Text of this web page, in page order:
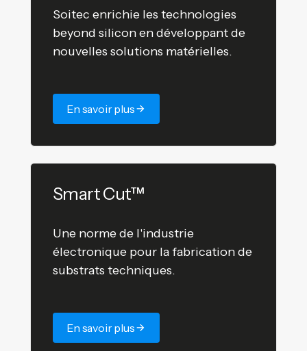
Soitec enrichie les technologies
beyond silicon en développant de
nouvelles solutions matérielles.
En savoir plus
Smart Cut™
Une norme de l'industrie
électronique pour la fabrication de
substrats techniques.
En savoir plus